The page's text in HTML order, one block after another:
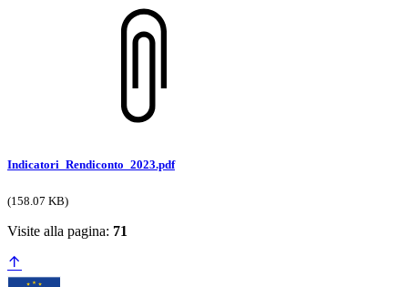
Indicatori_Rendiconto_2023.pdf
(158.07 KB)
Visite alla pagina: 71